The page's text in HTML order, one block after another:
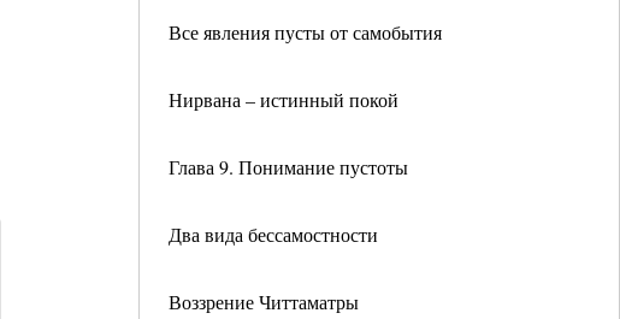
Все явления пусты от самобытия
Нирвана – истинный покой
Глава 9. Понимание пустоты
Два вида бессамостности
Воззрение Читтаматры